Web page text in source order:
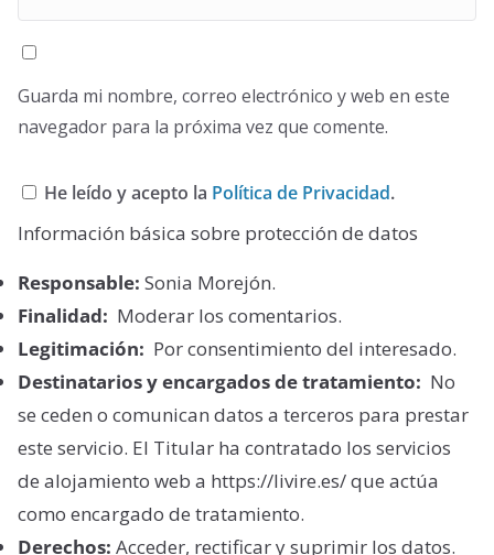
Guarda mi nombre, correo electrónico y web en este
navegador para la próxima vez que comente.
He leído y acepto la Política de Privacidad.
Información básica sobre protección de datos
Responsable: Sonia Morejón.
Finalidad: Moderar los comentarios.
Legitimación: Por consentimiento del interesado.
Destinatarios y encargados de tratamiento: No
se ceden o comunican datos a terceros para prestar
este servicio. El Titular ha contratado los servicios
de alojamiento web a https://livire.es/ que actúa
como encargado de tratamiento.
Derechos: Acceder, rectificar y suprimir los datos.